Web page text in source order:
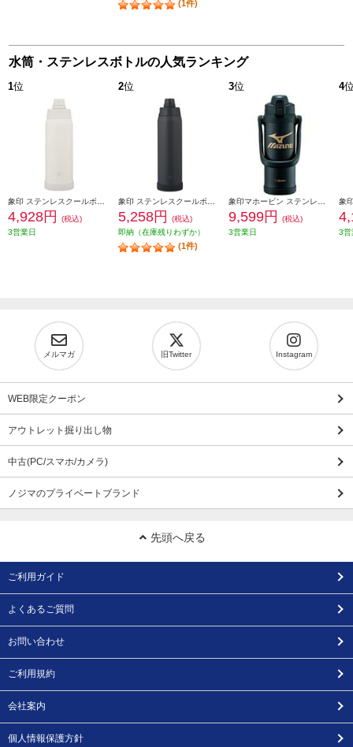
(1件)
水筒・ステンレスボトルの人気ランキング
1位
4,928円
(税込)
3営業日
2位
5,258円
(税込)
即納（在庫残りわずか）
(1件)
3位
9,599円
(税込)
3営業日
4
3営
メルマガ 旧Twitter Instagram
WEB限定クーポン
アウトレット掘り出し物
中古(PC/スマホ/カメラ)
ノジマのプライベートブランド
先頭へ戻る
ご利用ガイド
よくあるご質問
お問い合わせ
ご利用規約
会社案内
個人情報保護方針